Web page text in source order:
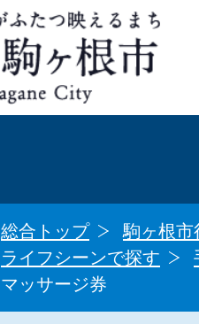
総合トップ
駒ヶ根市
ライフシーンで探す
マッサージ券